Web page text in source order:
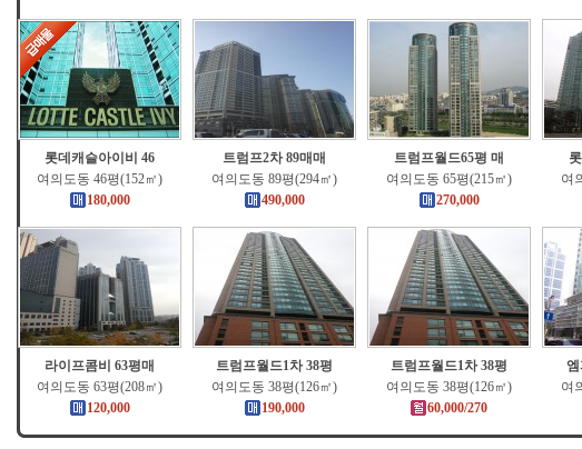
롯데캐슬아이비 46
여의도동 46평(152㎡)
180,000
트럼프2차 89매매
여의도동 89평(294㎡)
490,000
트럼프월드65평 매
여의도동 65평(215㎡)
270,000
여
라이프콤비 63평매
여의도동 63평(208㎡)
120,000
트럼프월드1차 38평
여의도동 38평(126㎡)
190,000
트럼프월드1차 38평
여의도동 38평(126㎡)
60,000/270
엠
여